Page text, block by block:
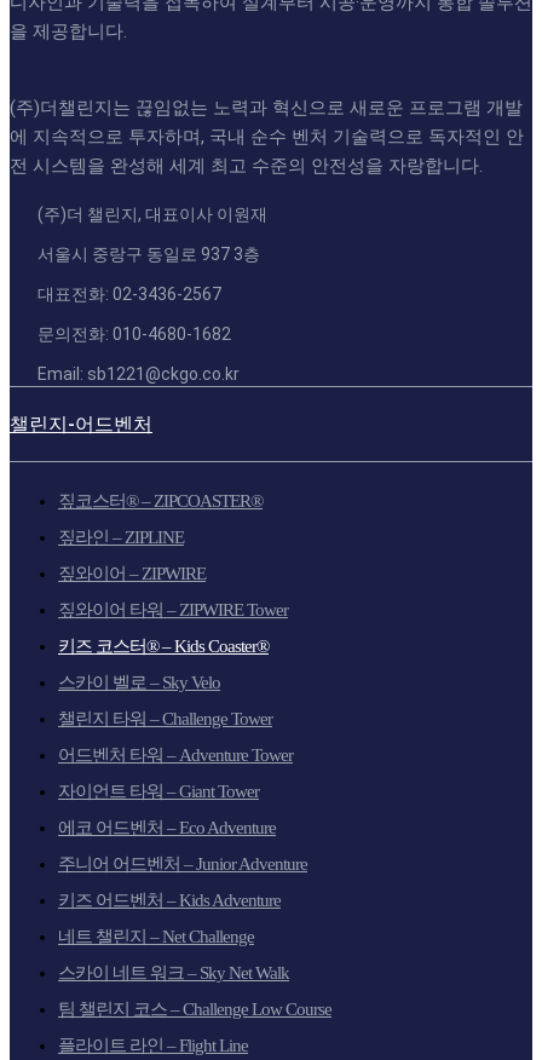
을 제공합니다.
(주)더챌린지는 끊임없는 노력과 혁신으로 새로운 프로그램 개발
에 지속적으로 투자하며, 국내 순수 벤처 기술력으로 독자적인 안
전 시스템을 완성해 세계 최고 수준의 안전성을 자랑합니다.
(주)더 챌린지, 대표이사 이원재
서울시 중랑구 동일로 937 3층
대표전화: 02-3436-2567
문의전화: 010-4680-1682
Email: sb1221@ckgo.co.kr
챌린지-어드벤처
짚코스터® – ZIPCOASTER®
짚라인 – ZIPLINE
짚와이어 – ZIPWIRE
짚와이어 타워 – ZIPWIRE Tower
키즈 코스터® – Kids Coaster®
스카이 벨로 – Sky Velo
챌린지 타워 – Challenge Tower
어드벤처 타워 – Adventure Tower
자이언트 타워 – Giant Tower
에코 어드벤처 – Eco Adventure
주니어 어드벤처 – Junior Adventure
키즈 어드벤처 – Kids Adventure
네트 챌린지 – Net Challenge
스카이 네트 워크 – Sky Net Walk
팀 챌린지 코스 – Challenge Low Course
플라이트 라인 – Flight Line